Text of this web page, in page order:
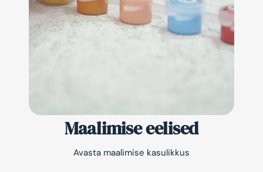
Maalimise eelised
Avasta maalimise kasulikkus